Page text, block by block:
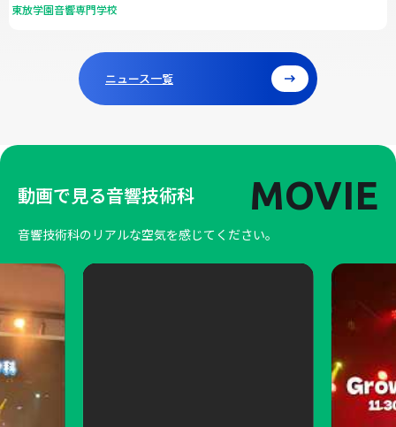
東放学園音響専門学校
ニュース一覧
動画で見る音響技術科 MOVIE
音響技術科のリアルな空気を感じてください。